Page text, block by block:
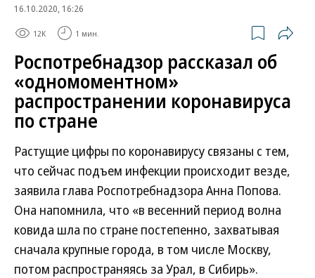
16.10.2020, 16:26
12K 1 мин.
Роспотребнадзор рассказал об
«одномоментном»
распространении коронавируса
по стране
Растущие цифры по коронавирусу связаны с тем,
что сейчас подъем инфекции происходит везде,
заявила глава Роспотребнадзора Анна Попова.
Она напомнила, что «в весенний период волна
ковида шла по стране постепенно, захватывая
сначала крупные города, в том числе Москву,
потом распространяясь за Урал, в Сибирь».